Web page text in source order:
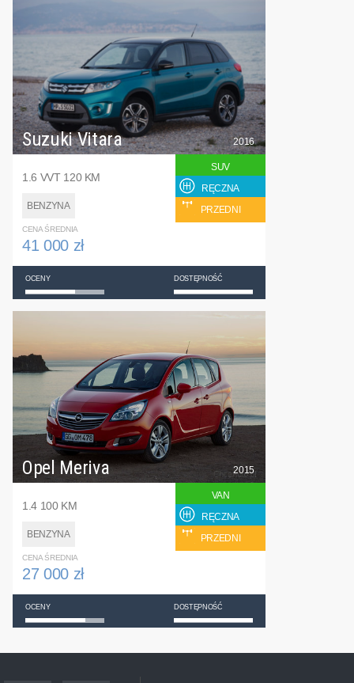
Suzuki Vitara
1.6 VVT 120 KM
BENZYNA
2016
SUV
RĘCZNA
PRZEDNI
CENA ŚREDNIA
41 000 zł
OCENY DOSTĘPNOŚĆ
Opel Meriva
1.4 100 KM
BENZYNA
2015
VAN
RĘCZNA
PRZEDNI
CENA ŚREDNIA
27 000 zł
OCENY DOSTĘPNOŚĆ